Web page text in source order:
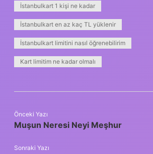
İstanbulkart 1 kişi ne kadar
İstanbulkart en az kaç TL yüklenir
İstanbulkart limitini nasıl öğrenebilirim
Kart limitim ne kadar olmalı
Önceki Yazı
Muşun Neresi Neyi Meşhur
Sonraki Yazı